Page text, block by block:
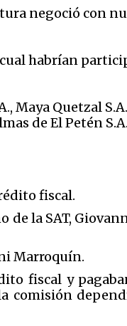
negoció con
habrían
Maya Quetzal
de El Petén
fiscal.
de la SAT,
Marroquín.
fiscal y
comisión